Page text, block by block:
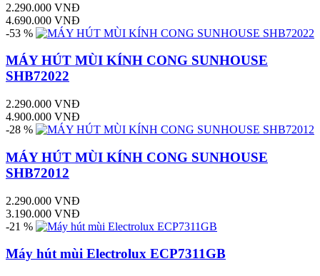
2.290.000 VNĐ
4.690.000 VNĐ
-53 %
MÁY HÚT MÙI KÍNH CONG SUNHOUSE
SHB72022
2.290.000 VNĐ
4.900.000 VNĐ
-28 %
MÁY HÚT MÙI KÍNH CONG SUNHOUSE
SHB72012
2.290.000 VNĐ
3.190.000 VNĐ
-21 %
Máy hút mùi Electrolux ECP7311GB